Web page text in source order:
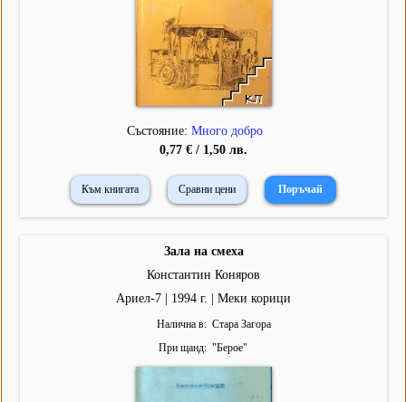
Състояние: Много добро
0,77 € / 1,50 лв.
Към книгата Сравни цени
Зала на смеха
Константин Коняров
Ариел-7 | 1994 г. | Меки корици
Налична в
Стара Загора
При щанд
"Берое"